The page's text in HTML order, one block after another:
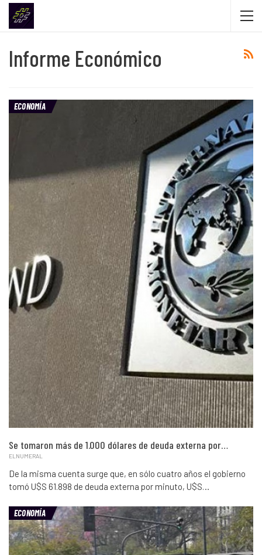
Informe Económico
ECONOMÍA
Se tomaron más de 1.000 dólares de deuda externa por…
ELNUMERAL
De la misma cuenta surge que, en sólo cuatro años el gobierno
tomó U$S 61.898 de deuda externa por minuto, U$S…
ECONOMÍA